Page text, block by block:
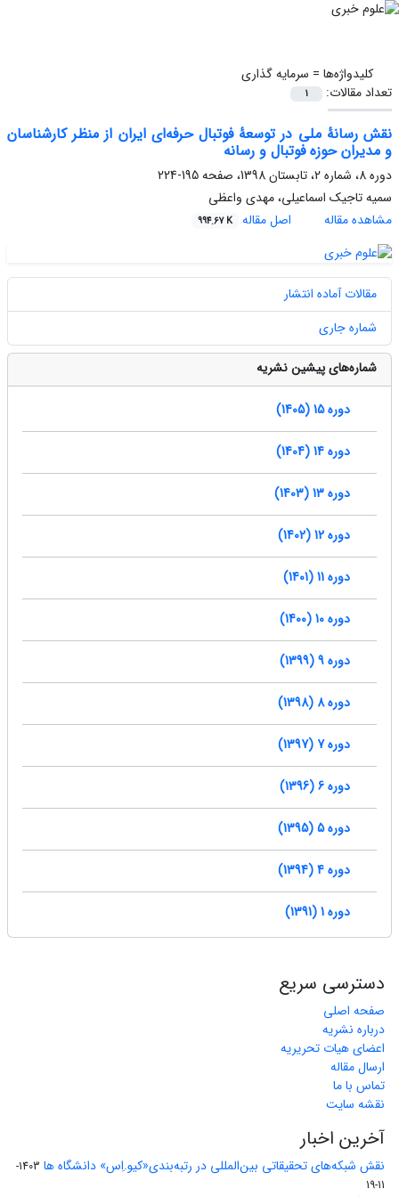
کلیدواژه‌ها = سرمایه گذاری
تعداد مقالات:
1
نقش رسانۀ ملی در توسعۀ فوتبال حرفه‌ای ایران از منظر کارشناسان
و مدیران حوزه فوتبال و رسانه
دوره 8، شماره 2، تابستان 1398، صفحه
195-224
سمیه تاجیک اسماعیلی، مهدی واعظی
مشاهده مقاله
اصل مقاله 994.67 K
مقالات آماده انتشار
شماره جاری
شماره‌های پیشین نشریه
دوره 15 (1405)
دوره 14 (1404)
دوره 13 (1403)
دوره 12 (1402)
دوره 11 (1401)
دوره 10 (1400)
دوره 9 (1399)
دوره 8 (1398)
دوره 7 (1397)
دوره 6 (1396)
دوره 5 (1395)
دوره 4 (1394)
دوره 1 (1391)
دسترسی سریع
صفحه اصلی
درباره نشریه
اعضای هیات تحریریه
ارسال مقاله
تماس با ما
نقشه سایت
آخرین اخبار
نقش شبکه‌های تحقیقاتی بین‌المللی در رتبه‌بندی«کیو.اِس» دانشگاه ها
1403-
11-19